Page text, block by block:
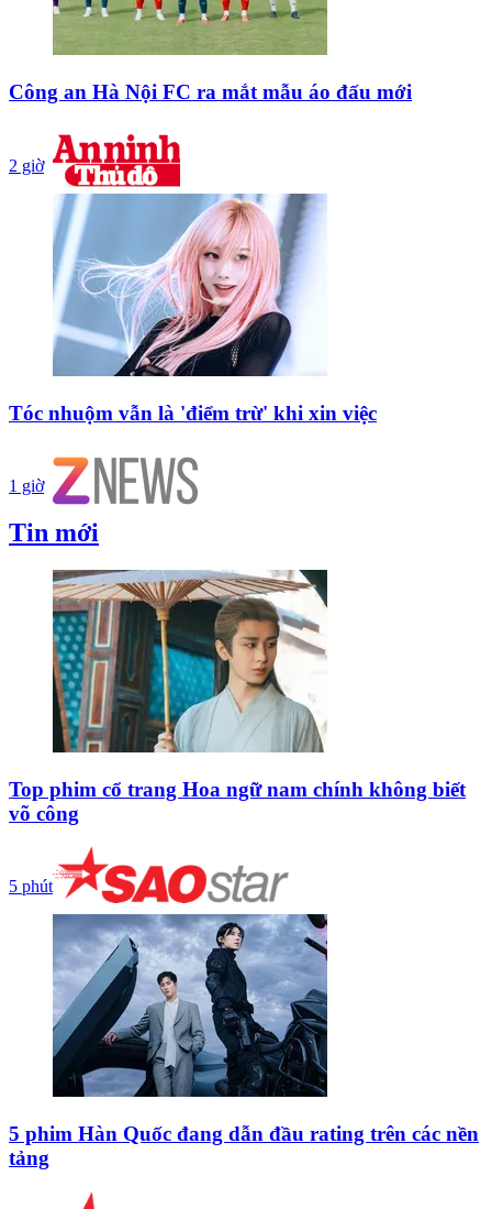
Công an Hà Nội FC ra mắt mẫu áo đấu mới
2 giờ
Tóc nhuộm vẫn là 'điểm trừ' khi xin việc
1 giờ
Tin mới
Top phim cổ trang Hoa ngữ nam chính không biết
võ công
5 phút
5 phim Hàn Quốc đang dẫn đầu rating trên các nền
tảng